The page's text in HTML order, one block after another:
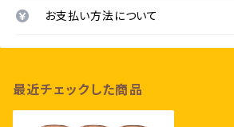
お支払い方法について
最近チェックした商品